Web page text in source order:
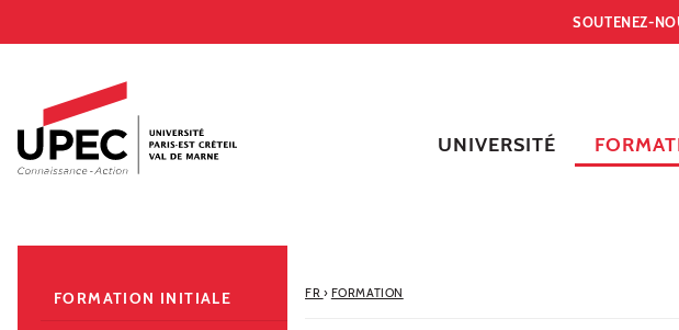
Accès directs
Recherche
Navigation secondaire
SOUTENEZ-
UNIVERSITÉ
FR › FORMATION
FORMATION INITIALE